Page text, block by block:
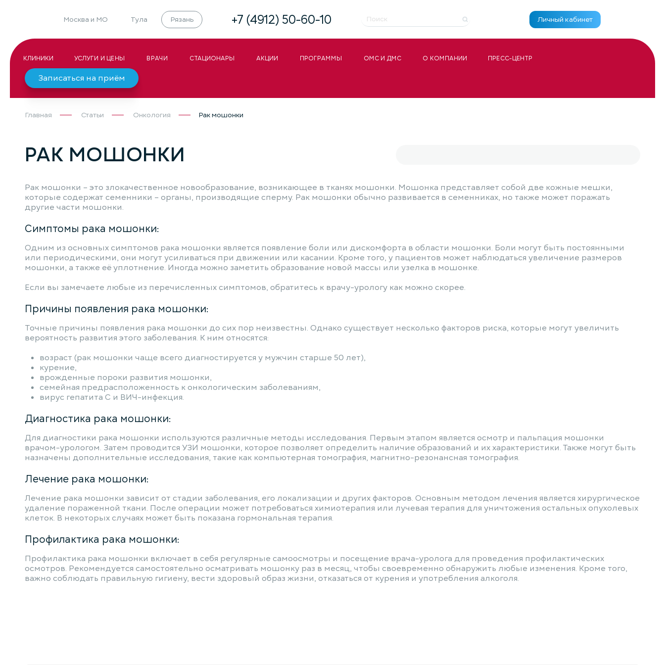
Москва и МО Тула Рязань +7 (4912) 50-60-10 Личный кабинет
КЛИНИКИ УСЛУГИ И ЦЕНЫ ВРАЧИ СТАЦИОНАРЫ АКЦИИ ПРОГРАММЫ ОМС И ДМС О КОМПАНИИ ПРЕСС-ЦЕНТР
Записаться на приём
Главная Статьи Онкология Рак мошонки
РАК МОШОНКИ
Рак мошонки – это злокачественное новообразование, возникающее в тканях мошонки. Мошонка представляет собой две кожные мешки,
которые содержат семенники – органы, производящие сперму. Рак мошонки обычно развивается в семенниках, но также может поражать
другие части мошонки.
Симптомы рака мошонки:
Одним из основных симптомов рака мошонки является появление боли или дискомфорта в области мошонки. Боли могут быть постоянными
или периодическими, они могут усиливаться при движении или касании. Кроме того, у пациентов может наблюдаться увеличение размеров
мошонки, а также её уплотнение. Иногда можно заметить образование новой массы или узелка в мошонке.
Если вы замечаете любые из перечисленных симптомов, обратитесь к врачу-урологу как можно скорее.
Причины появления рака мошонки:
Точные причины появления рака мошонки до сих пор неизвестны. Однако существует несколько факторов риска, которые могут увеличить
вероятность развития этого заболевания. К ним относятся:
возраст (рак мошонки чаще всего диагностируется у мужчин старше 50 лет),
курение,
врожденные пороки развития мошонки,
семейная предрасположенность к онкологическим заболеваниям,
вирус гепатита C и ВИЧ-инфекция.
Диагностика рака мошонки:
Для диагностики рака мошонки используются различные методы исследования. Первым этапом является осмотр и пальпация мошонки
врачом-урологом. Затем проводится УЗИ мошонки, которое позволяет определить наличие образований и их характеристики. Также могут быть
назначены дополнительные исследования, такие как компьютерная томография, магнитно-резонансная томография.
Лечение рака мошонки:
Лечение рака мошонки зависит от стадии заболевания, его локализации и других факторов. Основным методом лечения является хирургическое
удаление пораженной ткани. После операции может потребоваться химиотерапия или лучевая терапия для уничтожения остальных опухолевых
клеток. В некоторых случаях может быть показана гормональная терапия.
Профилактика рака мошонки:
Профилактика рака мошонки включает в себя регулярные самоосмотры и посещение врача-уролога для проведения профилактических
осмотров. Рекомендуется самостоятельно осматривать мошонку раз в месяц, чтобы своевременно обнаружить любые изменения. Кроме того,
важно соблюдать правильную гигиену, вести здоровый образ жизни, отказаться от курения и употребления алкоголя.